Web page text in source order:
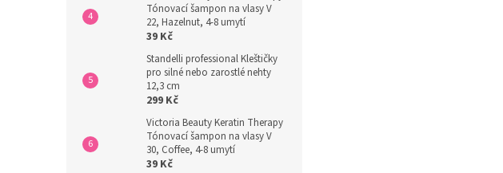
Tónovací šampon na vlasy V
22, Hazelnut, 4-8 umytí
39 Kč
Standelli professional Kleštičky
pro silné nebo zarostlé nehty
12,3 cm
299 Kč
Victoria Beauty Keratin Therapy
Tónovací šampon na vlasy V
30, Coffee, 4-8 umytí
39 Kč